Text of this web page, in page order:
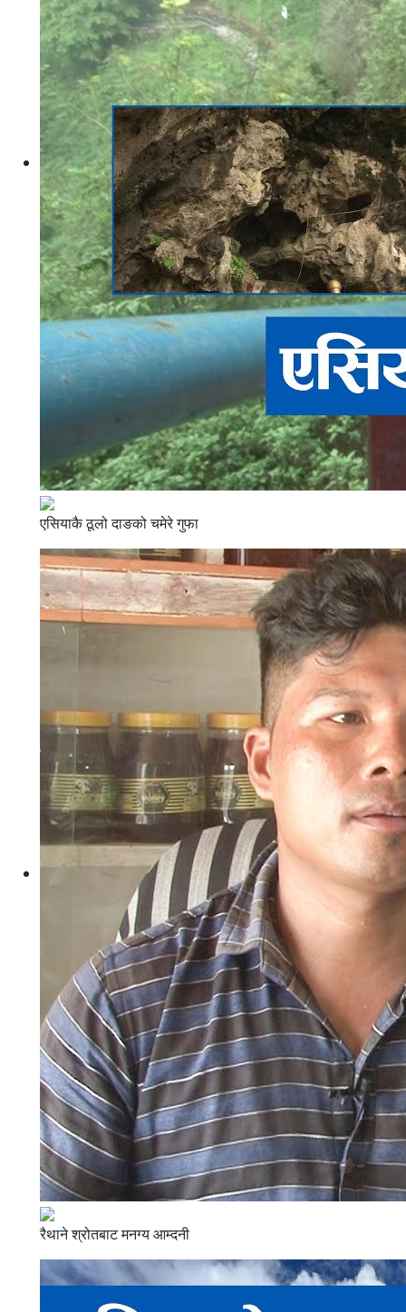
एसियाकै ठूलो दाङको चमेरे गुफा
रैथाने श्रोतबाट मनग्य आम्दनी